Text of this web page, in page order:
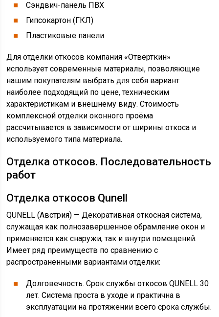
Сэндвич-панель ПВХ
Гипсокартон (ГКЛ)
Пластиковые панели
Для отделки откосов компания «Отвёрткин»
использует современные материалы, позволяющие
нашим покупателям выбрать для себя вариант
наиболее подходящий по цене, техническим
характеристикам и внешнему виду. Стоимость
комплексной отделки оконного проёма
рассчитывается в зависимости от ширины откоса и
используемого типа материала.
Отделка откосов. Последовательность
работ
Отделка откосов Qunell
QUNELL (Австрия) — Декоративная откосная система,
служащая как полнозавершенное обрамление окон и
применяется как снаружи, так и внутри помещений.
Имеет ряд преимуществ по сравнению с
распространенными вариантами отделки:
Долговечность. Срок службы откосов QUNELL 30
лет. Система проста в уходе и практична в
эксплуатации на протяжении всего срока службы.